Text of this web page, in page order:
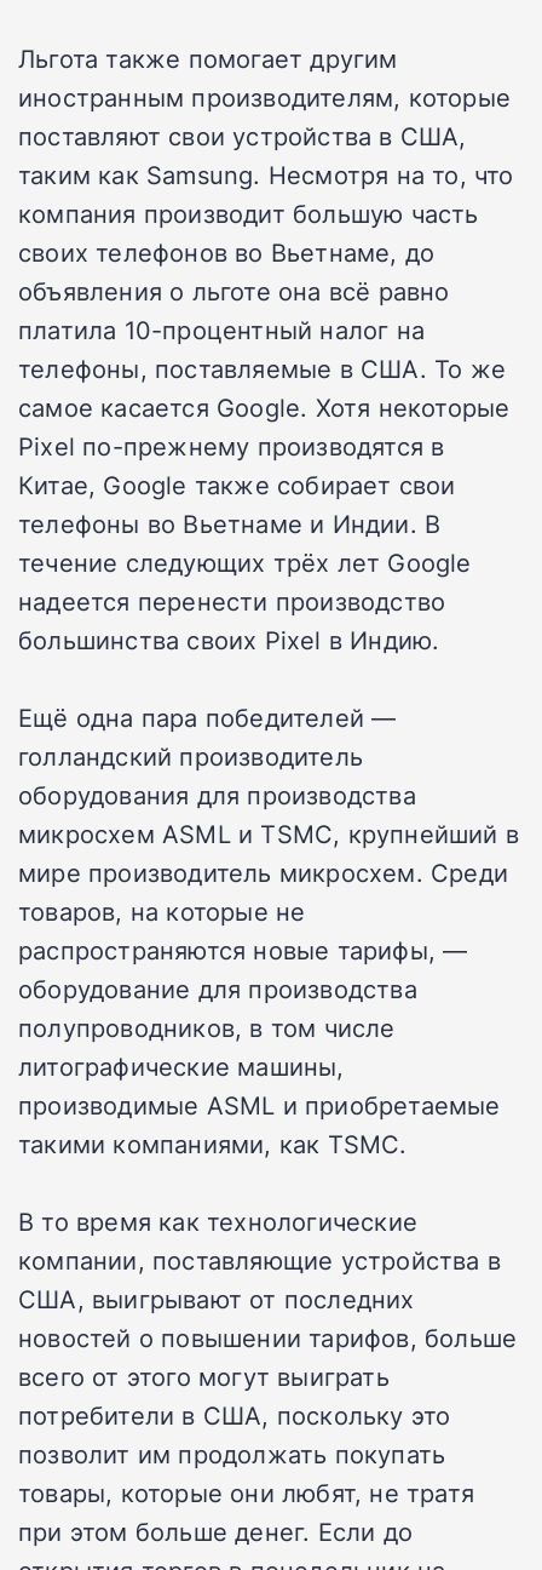
Льгота также помогает другим
иностранным производителям, которые
поставляют свои устройства в США,
таким как Samsung. Несмотря на то, что
компания производит большую часть
своих телефонов во Вьетнаме, до
объявления о льготе она всё равно
платила 10-процентный налог на
телефоны, поставляемые в США. То же
самое касается Google. Хотя некоторые
Pixel по-прежнему производятся в
Китае, Google также собирает свои
телефоны во Вьетнаме и Индии. В
течение следующих трёх лет Google
надеется перенести производство
большинства своих Pixel в Индию.
Ещё одна пара победителей —
голландский производитель
оборудования для производства
микросхем ASML и TSMC, крупнейший в
мире производитель микросхем. Среди
товаров, на которые не
распространяются новые тарифы, —
оборудование для производства
полупроводников, в том числе
литографические машины,
производимые ASML и приобретаемые
такими компаниями, как TSMC.
В то время как технологические
компании, поставляющие устройства в
США, выигрывают от последних
новостей о повышении тарифов, больше
всего от этого могут выиграть
потребители в США, поскольку это
позволит им продолжать покупать
товары, которые они любят, не тратя
при этом больше денег. Если до